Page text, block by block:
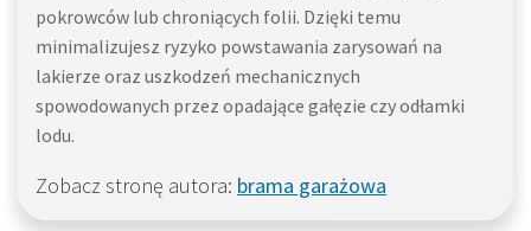
pokrowców lub chroniących folii. Dzięki temu
minimalizujesz ryzyko powstawania zarysowań na
lakierze oraz uszkodzeń mechanicznych
spowodowanych przez opadające gałęzie czy odłamki
lodu.
Zobacz stronę autora: brama garażowa